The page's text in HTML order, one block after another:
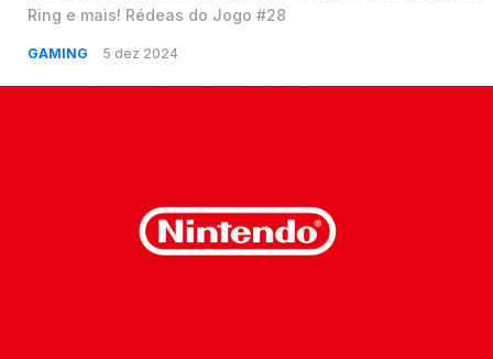
Ring e mais! Rédeas do Jogo #28
GAMING 5 dez 2024